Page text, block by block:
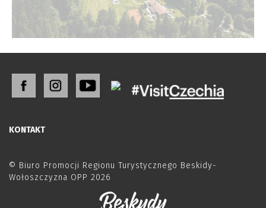
KONTAKT
© Biuro Promocji Regionu Turystycznego Beskidy-
Wołoszczyzna OPP 2026